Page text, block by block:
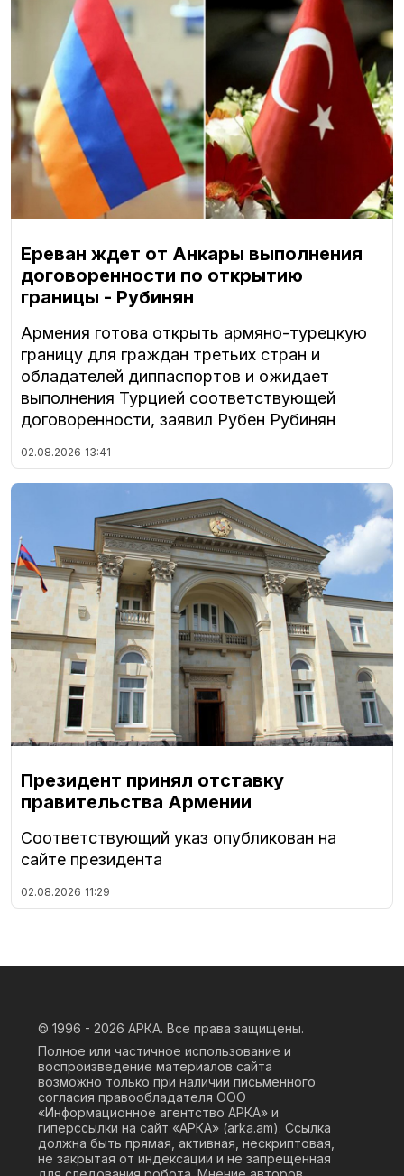
Ереван ждет от Анкары выполнения
договоренности по открытию
границы - Рубинян
Армения готова открыть армяно-турецкую
границу для граждан третьих стран и
обладателей диппаспортов и ожидает
выполнения Турцией соответствующей
договоренности, заявил Рубен Рубинян
02.08.2026 13:41
Президент принял отставку
правительства Армении
Соответствующий указ опубликован на
сайте президента
02.08.2026 11:29
© 1996 - 2026 АРКА. Все права защищены.
Полное или частичное использование и
воспроизведение материалов сайта
возможно только при наличии письменного
согласия правообладателя ООО
«Информационное агентство АРКА» и
гиперссылки на сайт «АРКА» (arka.am). Ссылка
должна быть прямая, активная, нескриптовая,
не закрытая от индексации и не запрещенная